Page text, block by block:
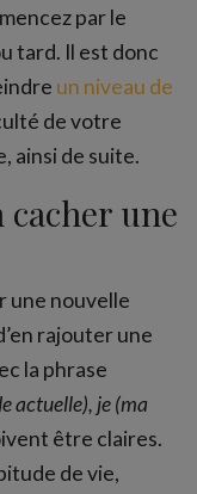
par le
tard. Il est donc
un niveau de
de votre
ainsi de suite.
une
une nouvelle
rajouter une
la phrase
actuelle), je (ma
être claires.
de vie,